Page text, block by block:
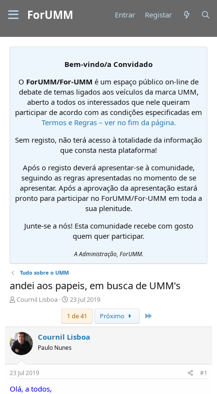
ForUMM Entrar Registar
Bem-vindo/a Convidado
O ForUMM/For-UMM é um espaço público on-line de
debate de temas ligados aos veículos da marca UMM,
aberto a todos os interessados que nele queiram
participar de acordo com as condições especificadas em
Termos e Regras – ver no fim da página.
Sem registo, não terá acesso à totalidade da informação
que consta nesta plataforma!
Após o registo deverá apresentar-se à comunidade,
seguindo as regras apresentadas no momento de se
apresentar. Após a aprovação da apresentação estará
pronto para participar no ForUMM/For-UMM em toda a
sua plenitude.
Junte-se a nós! Esta comunidade recebe com gosto
quem quer participar.
A Administração, ForUMM.
Tudo sobre o UMM
andei aos papeis, em busca de UMM's
I
c
i
a
d
d
e
Cournil Lisboa
D
a
a
d
e
i
23 Jul 2019
1 de 41
Próximo
Cournil Lisboa
Paulo Nunes
23 Jul 2019 #1
Olá, a todos,